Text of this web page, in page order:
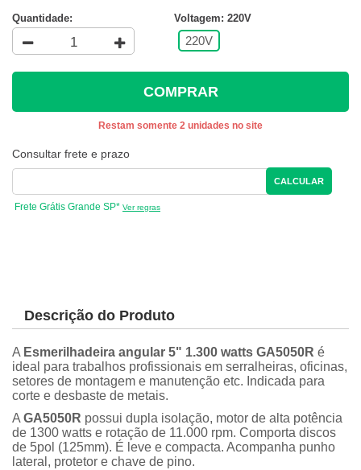
Quantidade: Voltagem: 220V
220V
COMPRAR
Restam somente 2 unidades no site
Consultar frete e prazo
CALCULAR
Frete Grátis Grande SP* Ver regras
Descrição do Produto
A Esmerilhadeira angular 5" 1.300 watts GA5050R é
ideal para trabalhos profissionais em serralheiras, oficinas,
setores de montagem e manutenção etc. Indicada para
corte e desbaste de metais.
A GA5050R possui dupla isolação, motor de alta potência
de 1300 watts e rotação de 11.000 rpm. Comporta discos
de 5pol (125mm). É leve e compacta. Acompanha punho
lateral, protetor e chave de pino.